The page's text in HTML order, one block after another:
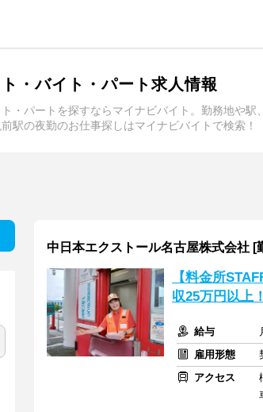
・バイト・パート求人情報
・パートを探すならマイナビバイト。勤務地や
駅の夜勤のお仕事探しはマイナビバイトで検索！
中日本エクストール名古屋株式会社 [
【料金所
収25万円以上
給与
雇用形態
アクセス